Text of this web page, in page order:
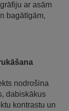
ar asām
bagātīgām,
nodrošina
dabiskākus
kontrastu un